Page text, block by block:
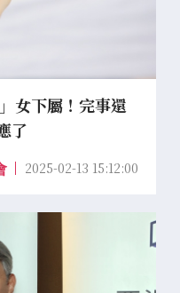
女下屬！完事還
了
2025-02-13 15:12:00